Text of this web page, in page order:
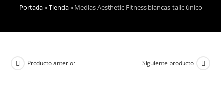
Portada»Tienda» Medias Aesthetic Fitness blancas-talle único
Producto anterior Siguiente producto